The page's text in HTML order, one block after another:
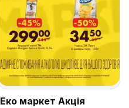
Еко маркет Акція